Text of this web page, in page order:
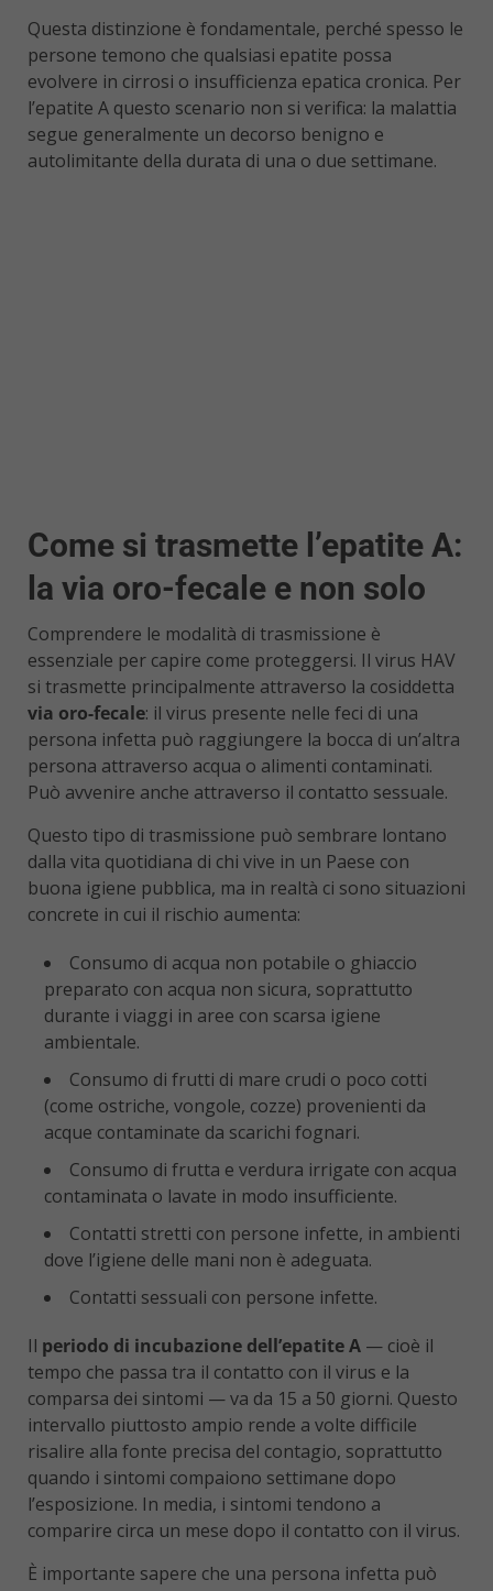
Questa distinzione è fondamentale, perché spesso le
persone temono che qualsiasi epatite possa
evolvere in cirrosi o insufficienza epatica cronica. Per
l’epatite A questo scenario non si verifica: la malattia
segue generalmente un decorso benigno e
autolimitante della durata di una o due settimane.
Come si trasmette l’epatite A:
la via oro-fecale e non solo
Comprendere le modalità di trasmissione è
essenziale per capire come proteggersi. Il virus HAV
si trasmette principalmente attraverso la cosiddetta
via oro-fecale: il virus presente nelle feci di una
persona infetta può raggiungere la bocca di un’altra
persona attraverso acqua o alimenti contaminati.
Può avvenire anche attraverso il contatto sessuale.
Questo tipo di trasmissione può sembrare lontano
dalla vita quotidiana di chi vive in un Paese con
buona igiene pubblica, ma in realtà ci sono situazioni
concrete in cui il rischio aumenta:
Consumo di acqua non potabile o ghiaccio
preparato con acqua non sicura, soprattutto
durante i viaggi in aree con scarsa igiene
ambientale.
Consumo di frutti di mare crudi o poco cotti
(come ostriche, vongole, cozze) provenienti da
acque contaminate da scarichi fognari.
Consumo di frutta e verdura irrigate con acqua
contaminata o lavate in modo insufficiente.
Contatti stretti con persone infette, in ambienti
dove l’igiene delle mani non è adeguata.
Contatti sessuali con persone infette.
Il periodo di incubazione dell’epatite A — cioè il
tempo che passa tra il contatto con il virus e la
comparsa dei sintomi — va da 15 a 50 giorni. Questo
intervallo piuttosto ampio rende a volte difficile
risalire alla fonte precisa del contagio, soprattutto
quando i sintomi compaiono settimane dopo
l’esposizione. In media, i sintomi tendono a
comparire circa un mese dopo il contatto con il virus.
È importante sapere che una persona infetta può